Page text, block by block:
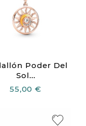
Poder Del
Sol...
55,00 €